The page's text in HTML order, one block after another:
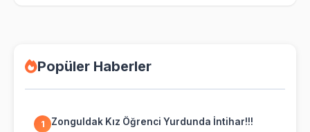
Popüler Haberler
1 Zonguldak Kız Öğrenci Yurdunda İntihar!!!